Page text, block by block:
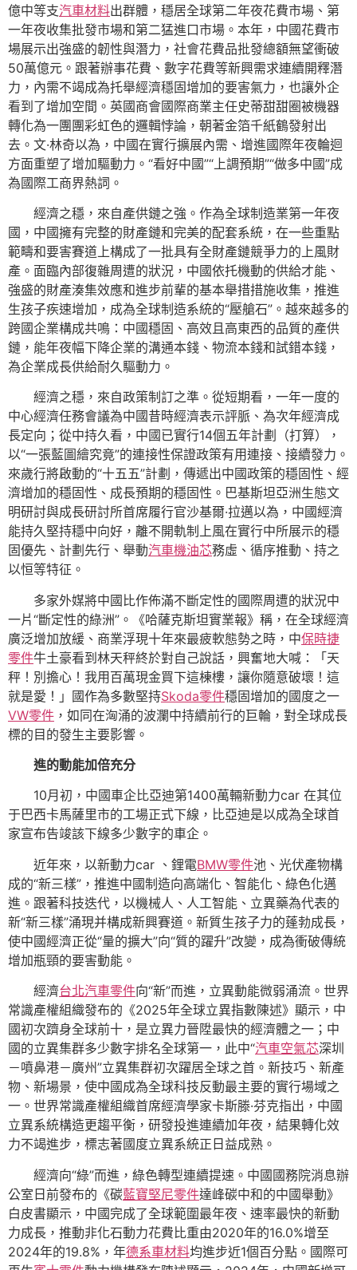
億中等支汽車材料出群體，穩居全球第二年夜花費市場、第
一年夜收集批發市場和第二猛進口市場。本年，中國花費市
場展示出強盛的韌性與潛力，社會花費品批發總額無望衝破
50萬億元。跟著辦事花費、數字花費等新興需求連續開釋潛
力，內需不竭成為托舉經濟穩固增加的要害氣力，也讓外企
看到了增加空間。英國商會國際商業主任史蒂甜甜圈被機器
轉化為一團團彩虹色的邏輯悖論，朝著金箔千紙鶴發射出
去。文·林奇以為，中國在實行擴展內需、增進國際年夜輪迴
方面重塑了增加驅動力。“看好中國”“上調預期”“做多中國”成
為國際工商界熱詞。
經濟之穩，來自產供鏈之強。作為全球制造業第一年夜
國，中國擁有完整的財產鏈和完美的配套系統，在一些重點
範疇和要害賽道上構成了一批具有全財產鏈競爭力的上風財
產。面臨內部復雜周遭的狀況，中國依托機動的供給才能、
強盛的財產湊集效應和進步前輩的基本舉措措施收集，推進
生孩子疾速增加，成為全球制造系統的“壓艙石”。越來越多的
跨國企業構成共鳴：中國穩固、高效且高東西的品質的產供
鏈，能年夜幅下降企業的溝通本錢、物流本錢和試錯本錢，
為企業成長供給耐久驅動力。
經濟之穩，來自政策制訂之準。從短期看，一年一度的
中心經濟任務會議為中國昔時經濟表示評脈、為次年經濟成
長定向；從中持久看，中國已實行14個五年計劃（打算），
以“一張藍圖繪究竟”的連接性保證政策有用連接、接續發力。
來歲行將啟動的“十五五”計劃，傳遞出中國政策的穩固性、經
濟增加的穩固性、成長預期的穩固性。巴基斯坦亞洲生態文
明研討與成長研討所首席履行官沙基爾·拉邁以為，中國經濟
能持久堅持穩中向好，離不開軌制上風在實行中所展示的穩
固優先、計劃先行、舉動汽車機油芯務虛、循序推動、持之
以恒等特征。
多家外媒將中國比作佈滿不斷定性的國際周遭的狀況中
一片“斷定性的綠洲”。《哈薩克斯坦實業報》稱，在全球經濟
廣泛增加放緩、商業浮現十年來最疲軟態勢之時，中保時捷
零件牛土豪看到林天秤終於對自己說話，興奮地大喊：「天
秤！別擔心！我用百萬現金買下這棟樓，讓你隨意破壞！這
就是愛！」國作為多數堅持Skoda零件穩固增加的國度之一
VW零件 ，如同在洶涌的波瀾中持續前行的巨輪，對全球成長
標的目的發生主要影響。
進的動能加倍充分
10月初，中國車企比亞迪第1400萬輛新動力car 在其位
于巴西卡馬薩里市的工場正式下線，比亞迪是以成為全球首
家宣布告竣該下線多少數字的車企。
近年來，以新動力car 、鋰電BMW零件池、光伏產物構
成的“新三樣”，推進中國制造向高端化、智能化、綠色化邁
進。跟著科技迭代，以機械人、人工智能、立異藥為代表的
新“新三樣”涌現并構成新興賽道。新質生孩子力的蓬勃成長，
使中國經濟正從“量的擴大”向“質的躍升”改變，成為衝破傳統
增加瓶頸的要害動能。
經濟台北汽車零件向“新”而進，立異動能微弱涌流。世界
常識產權組織發布的《2025年全球立異指數陳述》顯示，中
國初次躋身全球前十，是立異力晉陞最快的經濟體之一；中
國的立異集群多少數字排名全球第一，此中“汽車空氣芯深圳
－噴鼻港－廣州”立異集群初次躍居全球之首。新技巧、新產
物、新場景，使中國成為全球科技反動最主要的實行場域之
一。世界常識產權組織首席經濟學家卡斯滕·芬克指出，中國
立異系統構造更趨平衡，研發投進連續加年夜，結果轉化效
力不竭進步，標志著國度立異系統正日益成熟。
經濟向“綠”而進，綠色轉型連續提速。中國國務院消息辦
公室日前發布的《碳藍寶堅尼零件達峰碳中和的中國舉動》
白皮書顯示，中國完成了全球範圍最年夜、速率最快的新動
力成長，推動非化石動力花費比重由2020年的16.0%增至
2024年的19.8%，年德系車材料均進步近1個百分點。國際可